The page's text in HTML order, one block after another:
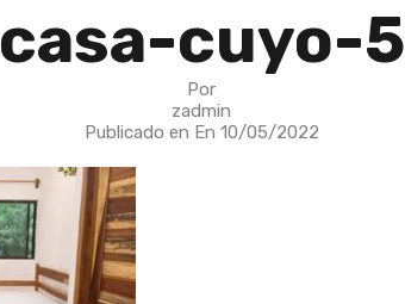
casa-cuyo-5
Por
zadmin
Publicado en En 10/05/2022